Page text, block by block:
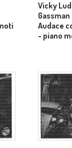
Vicky
Audace
- piano